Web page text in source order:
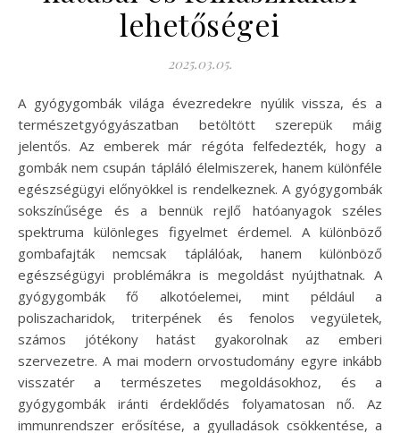
lehetőségei
2025.03.05.
A gyógygombák világa évezredekre nyúlik vissza, és a
természetgyógyászatban betöltött szerepük máig
jelentős. Az emberek már régóta felfedezték, hogy a
gombák nem csupán tápláló élelmiszerek, hanem különféle
egészségügyi előnyökkel is rendelkeznek. A gyógygombák
sokszínűsége és a bennük rejlő hatóanyagok széles
spektruma különleges figyelmet érdemel. A különböző
gombafajták nemcsak táplálóak, hanem különböző
egészségügyi problémákra is megoldást nyújthatnak. A
gyógygombák fő alkotóelemei, mint például a
poliszacharidok, triterpének és fenolos vegyületek,
számos jótékony hatást gyakorolnak az emberi
szervezetre. A mai modern orvostudomány egyre inkább
visszatér a természetes megoldásokhoz, és a
gyógygombák iránti érdeklődés folyamatosan nő. Az
immunrendszer erősítése, a gyulladások csökkentése, a